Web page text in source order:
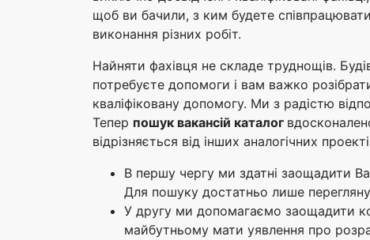
щоб ви бачили, з ким будете
виконання різних робіт.
Найняти фахівця не складе труднощів.
потребуєте допомоги і вам важко
кваліфіковану допомогу. Ми з радістю
Тепер пошук вакансій каталог
відрізняється від інших аналогічних
В першу чергу ми здатні заощадити
Для пошуку достатньо лише
У другу ми допомагаємо заощадити
майбутньому мати уявлення про